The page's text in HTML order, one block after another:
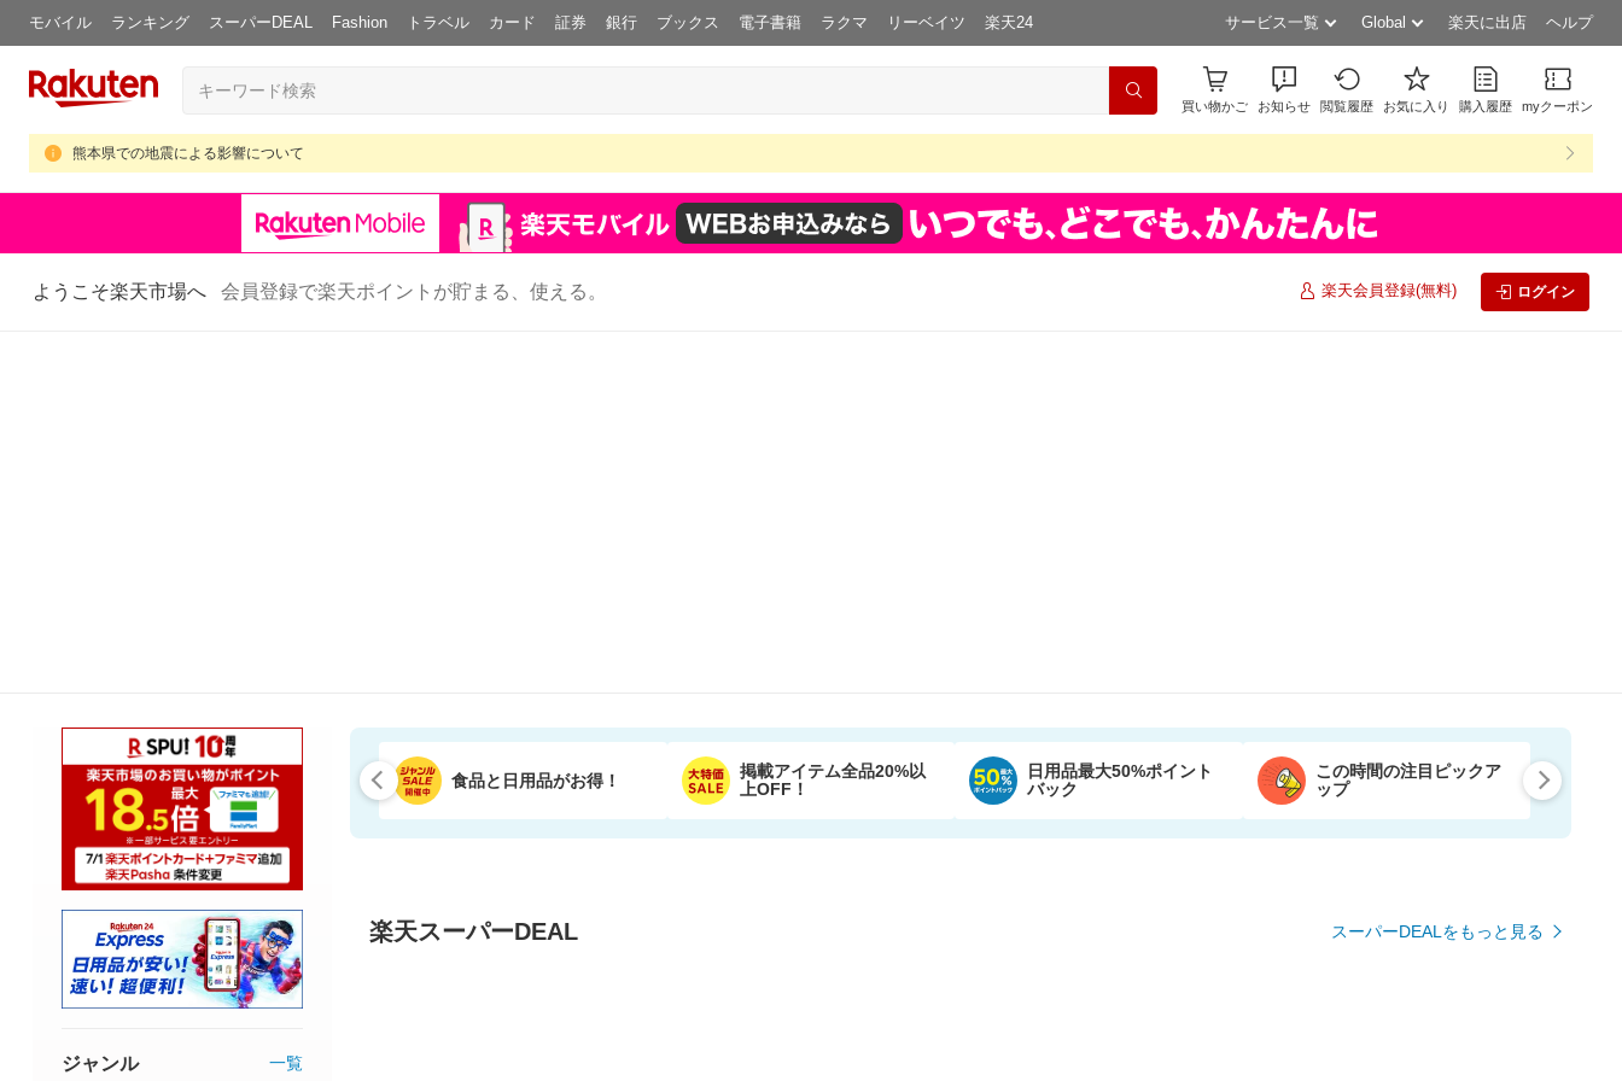
モバイル ランキング スーパーDEAL Fashion トラベル カード 証券 銀行 ブックス 電子書籍 ラクマ リーベイツ 楽天24 サービス一覧 Global 楽天に出店 ヘルプ
買い物かご お知らせ 閲覧履歴 お気に入り 購入履歴 myクーポン
熊本県での地震による影響について
ようこそ楽天市場へ 会員登録で楽天ポイントが貯まる、使える。 楽天会員登録(無料) ログイン
食品と日用品がお得！
掲載アイテム全品20%以
上OFF！
日用品最大50%ポイント
バック
この時間の注目ピックア
ップ
楽天スーパーDEAL スーパーDEALをもっと見る
ジャンル 一覧